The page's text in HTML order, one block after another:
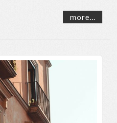
more...